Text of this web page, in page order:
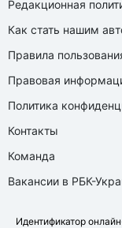
Редакционная
Как стать нашим
Правила
Правовая
Политика
Контакты
Команда
Вакансии в РБК-
Идентификатор